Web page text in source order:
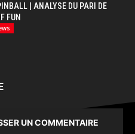
| ANALYSE DU PARI DE
FUN
UN COMMENTAIRE